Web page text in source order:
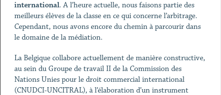
international. A l’heure actuelle, nous faisons partie des
meilleurs élèves de la classe en ce qui concerne l’arbitrage.
Cependant, nous avons encore du chemin à parcourir dans
le domaine de la médiation.
La Belgique collabore actuellement de manière constructive,
au sein du Groupe de travail II de la Commission des
Nations Unies pour le droit commercial international
(CNUDCI-UNCITRAL), à l’élaboration d’un instrument